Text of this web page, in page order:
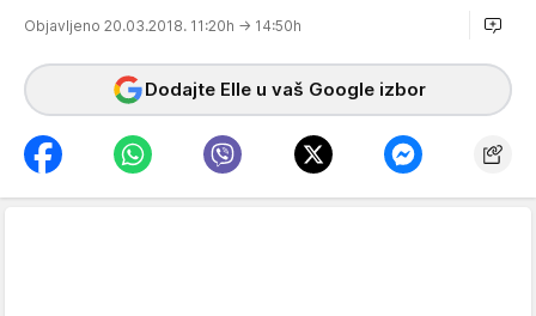
Objavljeno 20.03.2018. 11:20h → 14:50h
Dodajte Elle u vaš Google izbor